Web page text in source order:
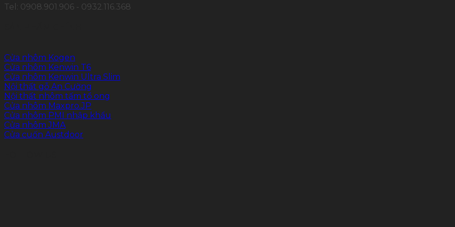
Tel: 0908.901.906 - 0932.116.368
Cửa nhôm Kogen
Cửa nhôm Kenwin T6
Cửa nhôm Kenwin Ultra Slim
Nội thất gỗ An Cường
Nội thất nhôm tấm tổ ong
Cửa nhôm Maxpro.JP
Cửa nhôm PMI nhập khẩu
Cửa nhôm JMA
Cửa cuốn Austdoor